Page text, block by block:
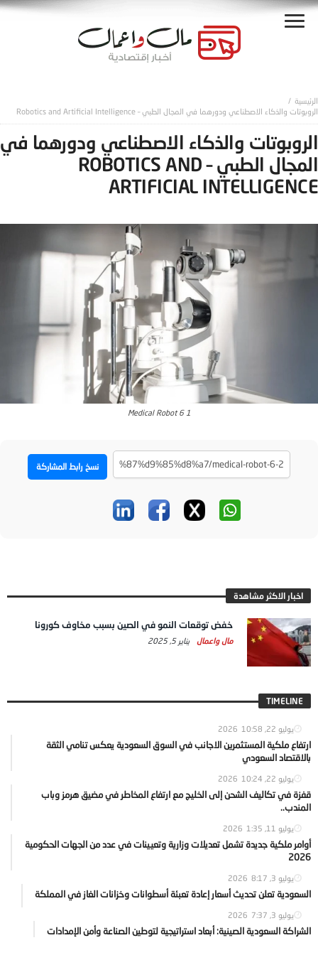
الروبوتات والذكاء الاصطناعي ودورهما في المجال الطبي – Robotics and Artificial Intelligence
الروبوتات والذكاء الاصطناعي ودورهما في
المجال الطبي – ROBOTICS AND
ARTIFICIAL INTELLIGENCE
Medical Robot 6 1
نسخ رابط المشاركة
اخبار الاكثر مشاهدة
خفض توقعات النمو في الصين بسبب مخاوف كورونا
مال واعمال يناير 5, 2025
TIMELINE
يوليو 22, 2026 10:58
ارتفاع ملكية المستثمرين الاجانب في السوق السعودية يعكس تنامي الثقة
بالاقتصاد السعودي
يوليو 22, 2026 10:24
قفزة في تكاليف الشحن إلى الخليج مع ارتفاع المخاطر في مضيق هرمز وباب
المندب..
يوليو 11, 2026 1:35
أوامر ملكية جديدة تشمل تعديلات وزارية وتعيينات في عدد من الجهات الحكومية
2026
يوليو 3, 2026 8:17
السعودية تعلن تحديث أسعار إعادة تعبئة أسطوانات وخزانات الغاز في المملكة
يوليو 3, 2026 7:37
الشراكة السعودية الصينية: أبعاد استراتيجية لتوطين الصناعة وأمن الإمدادات